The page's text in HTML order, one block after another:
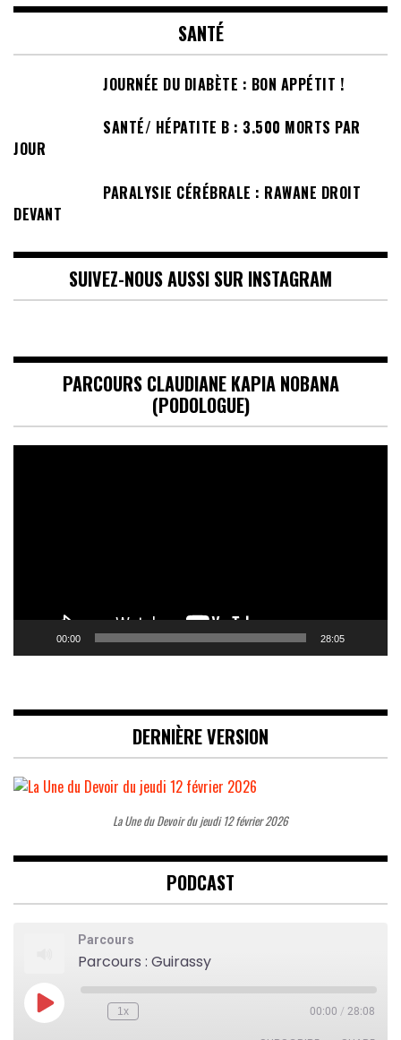
SANTÉ
JOURNÉE DU DIABÈTE : BON APPÉTIT !
SANTÉ/ HÉPATITE B : 3.500 MORTS PAR
JOUR
PARALYSIE CÉRÉBRALE : RAWANE DROIT
DEVANT
SUIVEZ-NOUS AUSSI SUR INSTAGRAM
PARCOURS CLAUDIANE KAPIA NOBANA
(PODOLOGUE)
00:00 28:05
DERNIÈRE VERSION
La Une du Devoir du jeudi 12 février 2026
PODCAST
Parcours
Parcours : Guirassy
Play
Episode
Rewind
1x 00:00 / 28:08